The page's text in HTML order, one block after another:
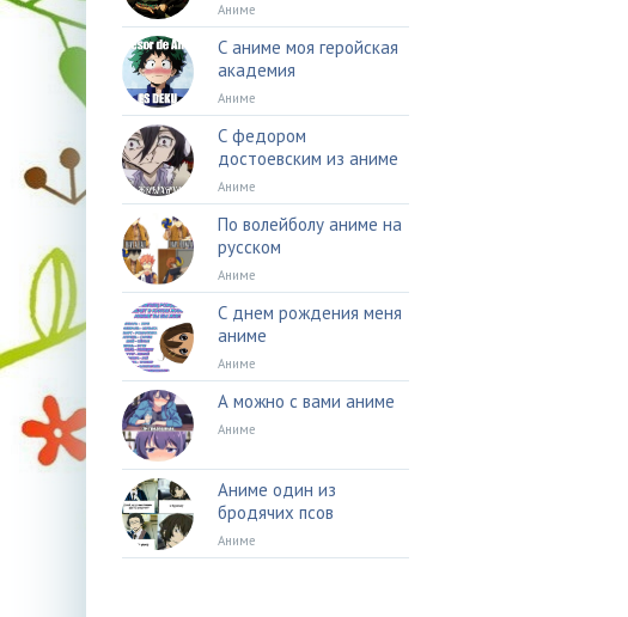
Аниме
С аниме моя геройская
академия
Аниме
С федором
достоевским из аниме
Аниме
По волейболу аниме на
русском
Аниме
С днем рождения меня
аниме
Аниме
А можно с вами аниме
Аниме
Аниме один из
бродячих псов
Аниме